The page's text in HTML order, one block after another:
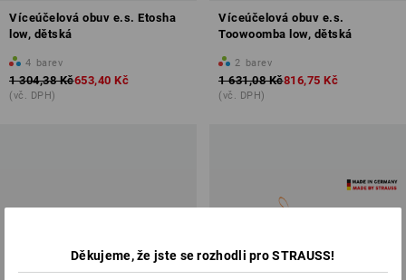
Víceúčelová obuv e.s. Etosha
low, dětská
4 barev
1 304,38 Kč653,40 Kč
(vč. DPH)
Víceúčelová obuv e.s.
Toowoomba low, dětská
2 barev
1 631,08 Kč816,75 Kč
(vč. DPH)
Děkujeme, že jste se rozhodli pro STRAUSS!